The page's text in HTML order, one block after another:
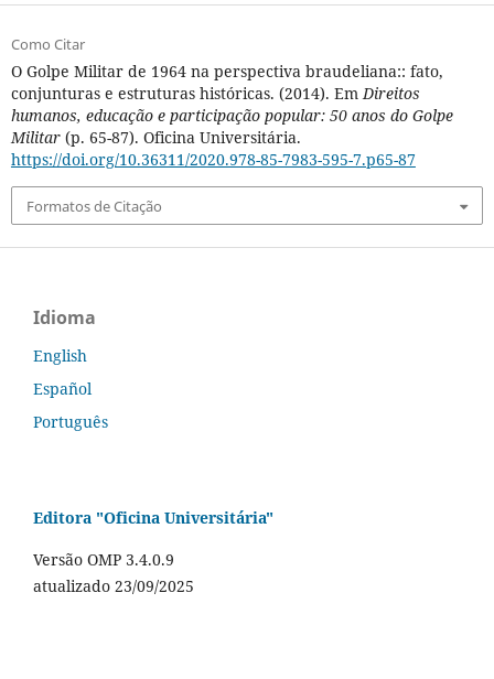
Como Citar
O Golpe Militar de 1964 na perspectiva braudeliana:: fato,
conjunturas e estruturas históricas. (2014). EmDireitos
humanos, educação e participação popular: 50 anos do Golpe
Militar(p. 65-87). Oficina Universitária.
https://doi.org/10.36311/2020.978-85-7983-595-7.p65-87
Formatos de Citação
Idioma
English
Español
Português
Editora "Oficina Universitária"
Versão OMP 3.4.0.9
atualizado 23/09/2025